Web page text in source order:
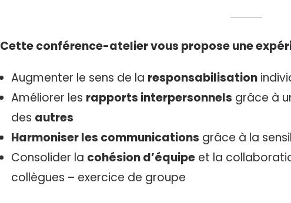
Cette conférence-atelier vous propose une
Augmenter le sens de la responsabilisation
Améliorer les rapports interpersonnels grâce à
des autres
Harmoniser les communications grâce à la
Consolider la cohésion d’équipeet la
collègues – exercice de groupe